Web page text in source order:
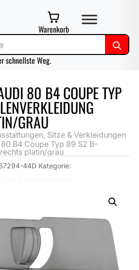
Warenkorb
schnellste Weg.
80 B4 COUPE TYP
GRAU
Sitze & Verkleidungen
B4 Coupe Typ 89 S2 B-
platin/grau
44D Kategorie: